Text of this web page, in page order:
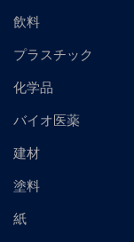
飲料
プラスチック
化学品
バイオ医薬
建材
塗料
紙